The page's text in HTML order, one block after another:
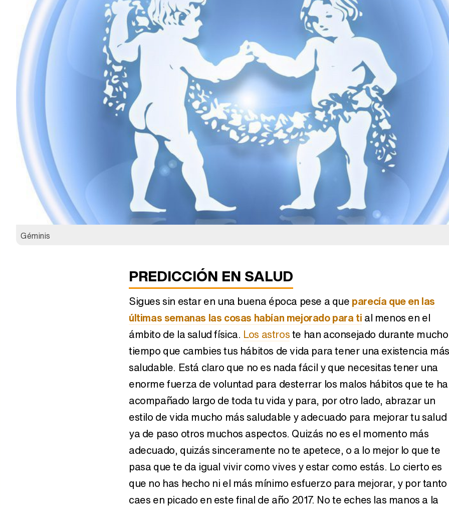
Géminis
PREDICCIÓN EN SALUD
Sigues sin estar en una buena época pese a que parecía que en las
últimas semanas las cosas habían mejorado para ti al menos en el
ámbito de la salud física. Los astroste han aconsejado durante mucho
tiempo que cambies tus hábitos de vida para tener una existencia más
saludable. Está claro que no es nada fácil y que necesitas tener una
enorme fuerza de voluntad para desterrar los malos hábitos que te
acompañado largo de toda tu vida y para, por otro lado, abrazar un
estilo de vida mucho más saludable y adecuado para mejorar tu salud
ya de paso otros muchos aspectos. Quizás no es el momento más
adecuado, quizás sinceramente no te apetece, o a lo mejor lo que te
pasa que te da igual vivir como vives y estar como estás. Lo cierto es
que no has hecho ni el más mínimo esfuerzo para mejorar, y por tanto
caes en picado en este final de año 2017. No te eches las manos a la